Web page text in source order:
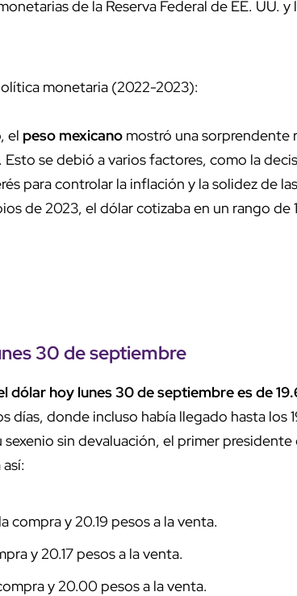
de la Reserva Federal de EE. UU.
monetaria (2022-2023):
el peso mexicano mostró una sorprendente
Esto se debió a varios factores, como la
para controlar la inflación y la solidez de
de 2023, el dólar cotizaba en un rango de
30 de septiembre
dólar hoy lunes 30 de septiembre es de
días, donde incluso había llegado hasta los
sin devaluación, el primer
compra y 20.19 pesos a la venta.
y 20.17 pesos a la venta.
y 20.00 pesos a la venta.